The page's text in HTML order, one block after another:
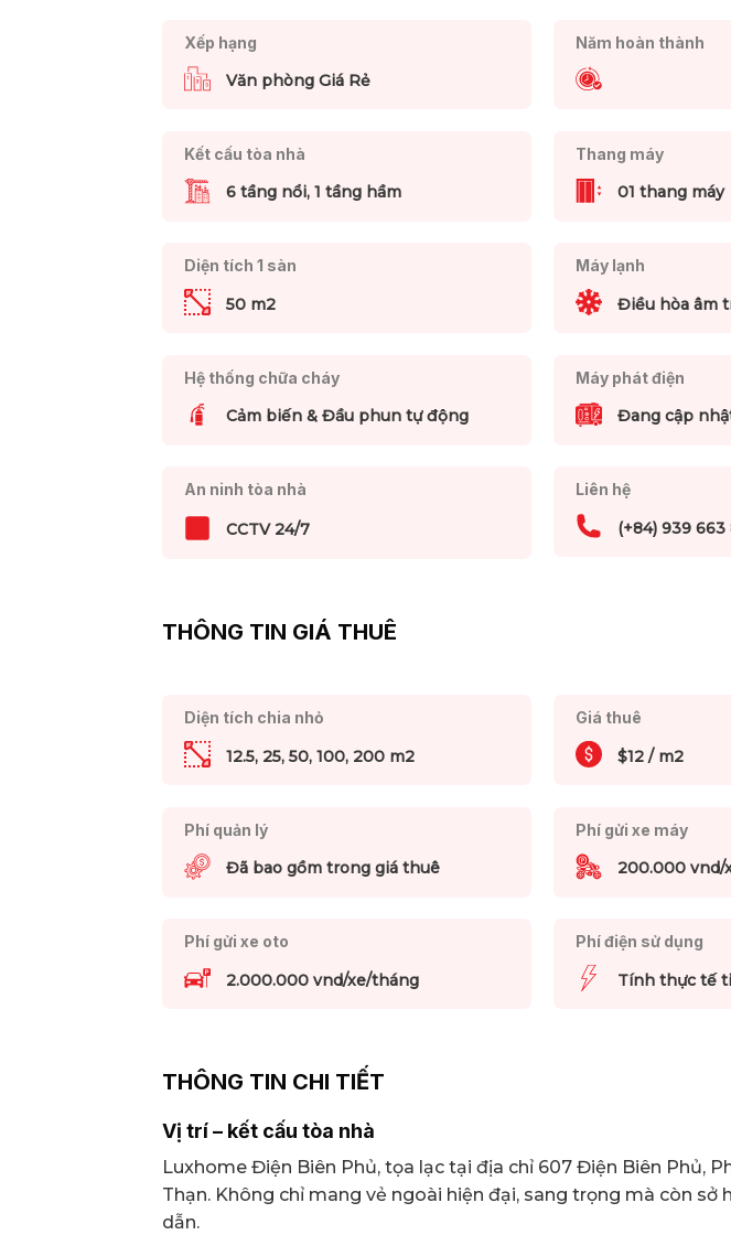
Xếp hạng
Văn phòng Giá Rẻ
Năm hoàn thành
Kết cấu tòa nhà
6 tầng nổi, 1 tầng hầm
Thang máy
01 thang máy
Diện tích 1 sàn
50 m2
Máy lạnh
Điều hòa âm
Hệ thống chữa cháy
Cảm biến & Đầu phun tự động
Máy phát điện
Đang cập
An ninh tòa nhà
CCTV 24/7
Liên hệ
(+84) 939 663
THÔNG TIN GIÁ THUÊ
Diện tích chia nhỏ
12.5, 25, 50, 100, 200 m2
Giá thuê
$12 / m2
Phí quản lý
Đã bao gồm trong giá thuê
Phí gửi xe máy
200.000 vnd/
Phí gửi xe oto
2.000.000 vnd/xe/tháng
Phí điện sử dụng
Tính thực tế
THÔNG TIN CHI TIẾT
Vị trí – kết cấu tòa nhà
Luxhome Điện Biên Phủ, tọa lạc tại địa chỉ 607 Điện Biên Phủ,
Thạn. Không chỉ mang vẻ ngoài hiện đại, sang trọng mà còn sở
dẫn.